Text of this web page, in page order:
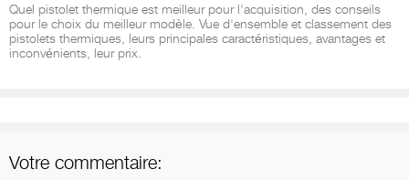
Quel pistolet thermique est meilleur pour l'acquisition, des conseils
pour le choix du meilleur modèle. Vue d'ensemble et classement des
pistolets thermiques, leurs principales caractéristiques, avantages et
inconvénients, leur prix.
Votre commentaire: